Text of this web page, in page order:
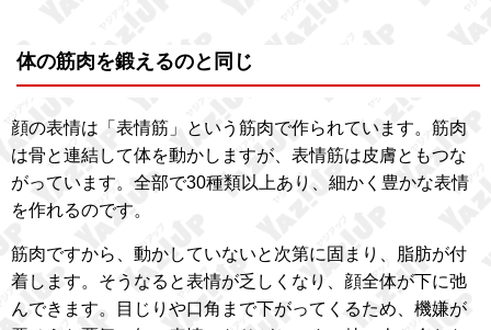
体の筋肉を鍛えるのと同じ
顔の表情は「表情筋」という筋肉で作られています。筋肉
は骨と連結して体を動かしますが、表情筋は皮膚ともつな
がっています。全部で30種類以上あり、細かく豊かな表情
を作れるのです。
筋肉ですから、動かしていないと次第に固まり、脂肪が付
着します。そうなると表情が乏しくなり、顔全体が下に弛
んできます。目じりや口角まで下がってくるため、機嫌が